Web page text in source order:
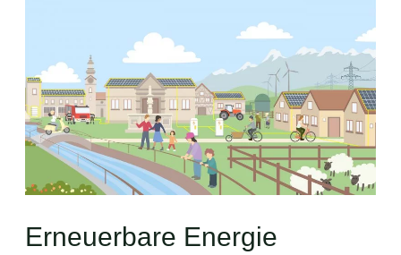
Erneuerbare Energie